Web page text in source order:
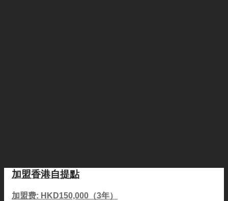
加盟香港自提點
加盟费: HKD150,000（3年）